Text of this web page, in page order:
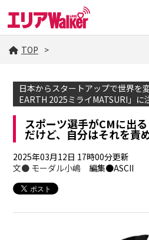
TOP
日本からスタートアップで世界を
EARTH 2025ミライMATSURI」に
スポーツ選手がCMに出
だけど、自分はそれを責
2025年03月12日 17時00分更新
文● モーダル小嶋 編集●ASCII